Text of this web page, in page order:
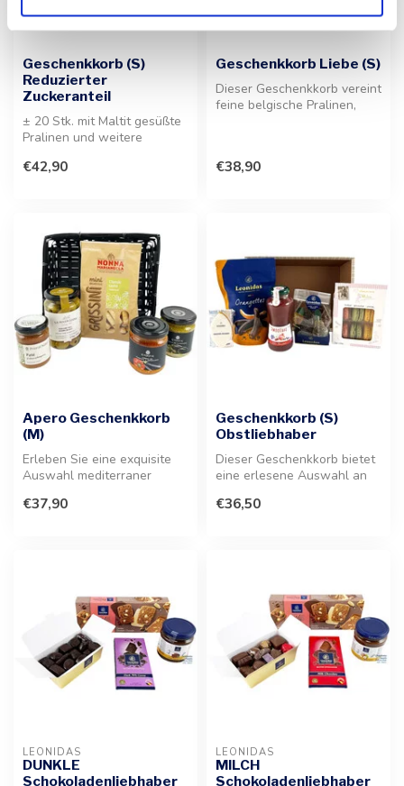
Geschenkkorb (S)
Reduzierter
Zuckeranteil
± 20 Stk. mit Maltit gesüßte
Pralinen und weitere
Ges...
€42,90
Geschenkkorb Liebe (S)
Dieser Geschenkkorb vereint
feine belgische Pralinen,
€38,90
Apero Geschenkkorb
(M)
Erleben Sie eine exquisite
Auswahl mediterraner
einen...
€37,90
Geschenkkorb (S)
Obstliebhaber
Dieser Geschenkkorb bietet
eine erlesene Auswahl an
Ein...
€36,50
LEONIDAS
DUNKLE
Schokoladenliebhaber
LEONIDAS
MILCH
Schokoladenliebhaber